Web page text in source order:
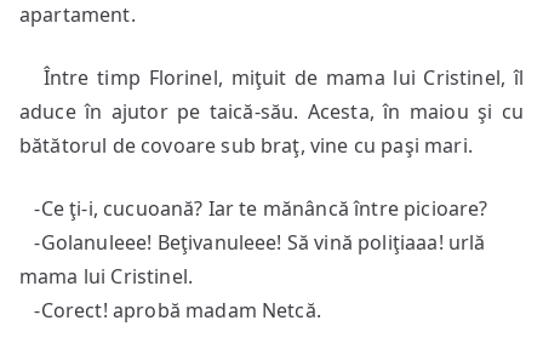
apartament.
Între timp Florinel, miţuit de mama lui Cristinel, îl
aduce în ajutor pe taică-său. Acesta, în maiou şi cu
bătătorul de covoare sub braţ, vine cu paşi mari.
-Ce ţi-i, cucuoană? Iar te mănâncă între picioare?
-Golanuleee! Beţivanuleee! Să vină poliţiaaa! urlă
mama lui Cristinel.
-Corect! aprobă madam Netcă.